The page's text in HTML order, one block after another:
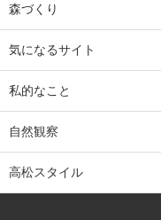
森づくり
気になるサイト
私的なこと
自然観察
高松スタイル